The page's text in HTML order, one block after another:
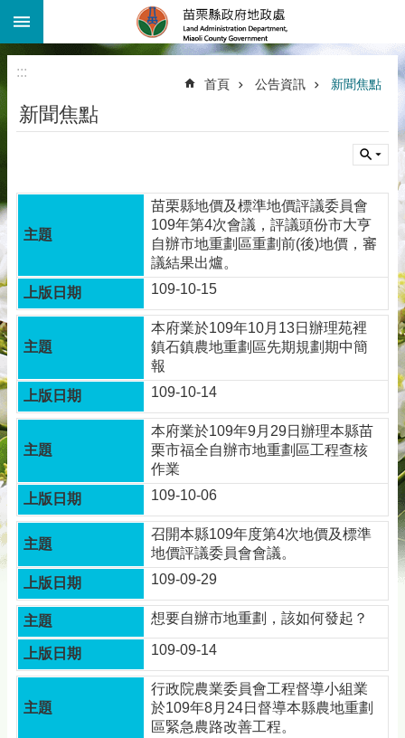
跳到主要內容區塊
搜
機
告
線
查
務
區
綜
合
資
訊
載
專
區
防
專
:::
首頁 公告資訊 新聞焦點
新聞焦點
苗栗縣地價及標準地價評議委員會
109年第4次會議，評議頭份市大亨
自辦市地重劃區重劃前(後)地價，審
議結果出爐。
109-10-15
本府業於109年10月13日辦理苑裡
鎮石鎮農地重劃區先期規劃期中簡
報
109-10-14
本府業於109年9月29日辦理本縣苗
栗市福全自辦市地重劃區工程查核
作業
109-10-06
召開本縣109年度第4次地價及標準
地價評議委員會會議。
109-09-29
想要自辦市地重劃，該如何發起？
109-09-14
行政院農業委員會工程督導小組業
於109年8月24日督導本縣農地重劃
區緊急農路改善工程。